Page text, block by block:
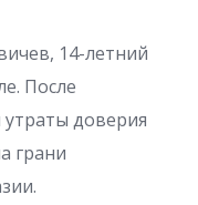
14-летний
После
доверия
грани